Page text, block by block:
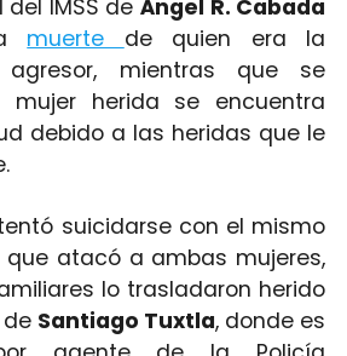
IMSS de Ángel R. Cabada
muerte de quien era la
mientras que se
herida se encuentra
debido a las heridas que le
suicidarse con el mismo
atacó a ambas mujeres,
lo trasladaron herido
de Santiago Tuxtla, donde es